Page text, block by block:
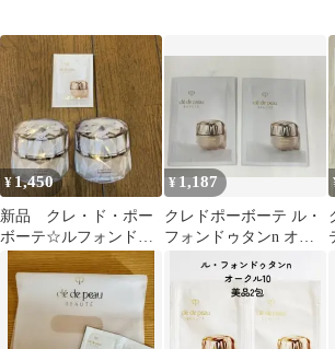
¥1,450
新品 クレ・ド・ポー
ボーテ☆ルフォンドゥ
タンn オークル10 サン
プル
¥ 1,187
クレドポーボーテ ル・
フォンドゥタンn オー
クル10 試供品2包